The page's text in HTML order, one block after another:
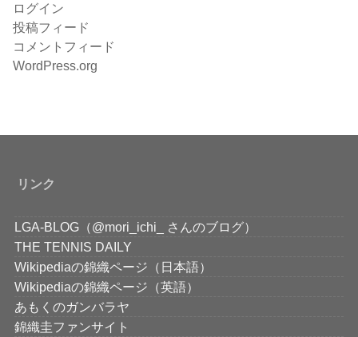
ログイン
投稿フィード
コメントフィード
WordPress.org
リンク
LGA-BLOG（@mori_ichi_ さんのブログ）
THE TENNIS DAILY
Wikipediaの錦織ページ（日本語）
Wikipediaの錦織ページ（英語）
あもくのガンバラヤ
錦織圭ファンサイト